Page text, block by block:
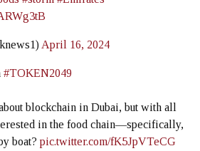
April 16, 2024
#TOKEN2049
blockchain in Dubai, but with all
in the food chain—specifically,
boat? pic.twitter.com/fK5JpVTeCG